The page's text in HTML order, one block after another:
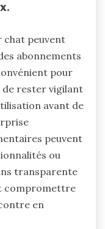
chat peuvent
abonnements
pour
rester vigilant
avant de
peuvent
ou
transparente
compromettre
en